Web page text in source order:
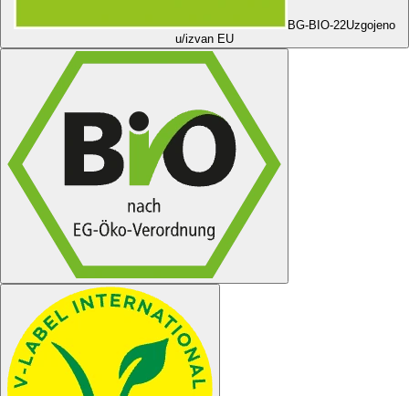
BG-BIO-22Uzgojeno
u/izvan EU